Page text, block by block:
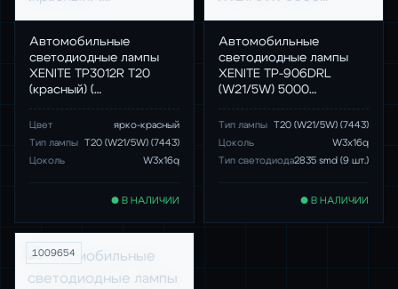
Автомобильные
светодиодные лампы
XENITE TP3012R T20
(красный) (…
Цвет
ярко-красный
Тип лампы
T20 (W21/5W) (7443)
Цоколь
W3x16q
● В НАЛИЧИИ
Автомобильные
светодиодные лампы
XENITE TP-906DRL
(W21/5W) 5000…
Тип лампы
T20 (W21/5W) (7443)
Цоколь
W3x16q
Тип светодиода2835 smd (9 шт.)
● В НАЛИЧИИ
1009654